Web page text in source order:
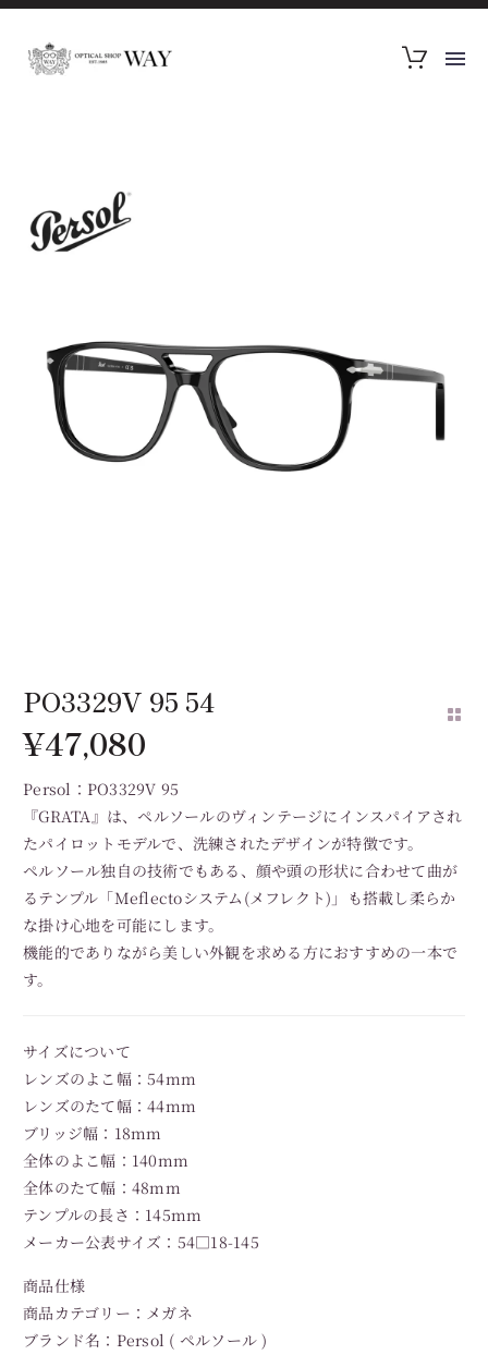
PO3329V 95 54
¥47,080
Persol：PO3329V 95
『GRATA』は、ペルソールのヴィンテージにインスパイアされ
たパイロットモデルで、洗練されたデザインが特徴です。
ペルソール独自の技術でもある、顔や頭の形状に合わせて曲が
るテンプル「Meflectoシステム(メフレクト)」も搭載し柔らか
な掛け心地を可能にします。
機能的でありながら美しい外観を求める方におすすめの一本で
す。
サイズについて
レンズのよこ幅：54mm
レンズのたて幅：44mm
ブリッジ幅：18mm
全体のよこ幅：140mm
全体のたて幅：48mm
テンプルの長さ：145mm
メーカー公表サイズ：54□18-145
商品仕様
商品カテゴリー：メガネ
ブランド名：Persol ( ペルソール )